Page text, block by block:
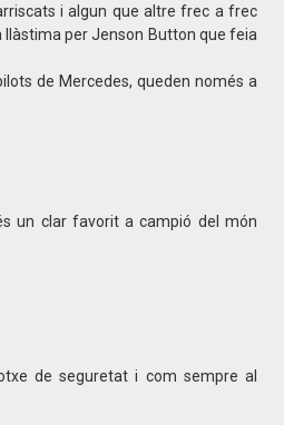
i algun que altre frec a frec
llàstima per Jenson Button que feia
de Mercedes, queden només a
un clar favorit a campió del món
de seguretat i com sempre al